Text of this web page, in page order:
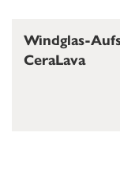
Windglas-
CeraLava